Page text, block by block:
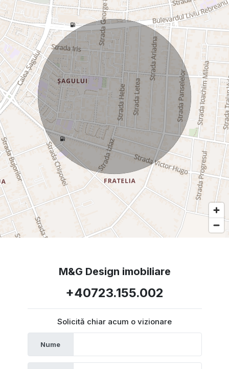
M&G Design imobiliare
+40723.155.002
Solicită chiar acum o vizionare
Nume